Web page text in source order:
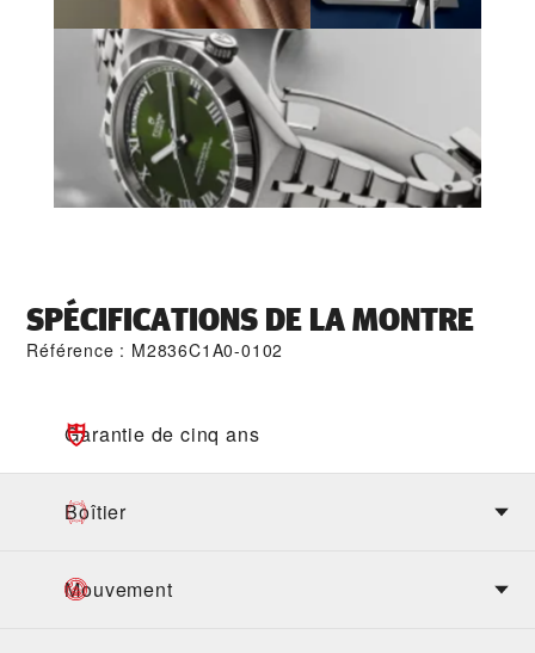
SPÉCIFICATIONS DE LA MONTRE
Référence : M2836C1A0-0102
Garantie de cinq ans
Boîtier
Mouvement